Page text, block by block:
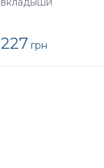
227 грн